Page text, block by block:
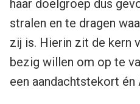
haar doelgroep dus
stralen en te dragen
zij is. Hierin zit de kern
bezig willen om op te
een aandachtstekort én